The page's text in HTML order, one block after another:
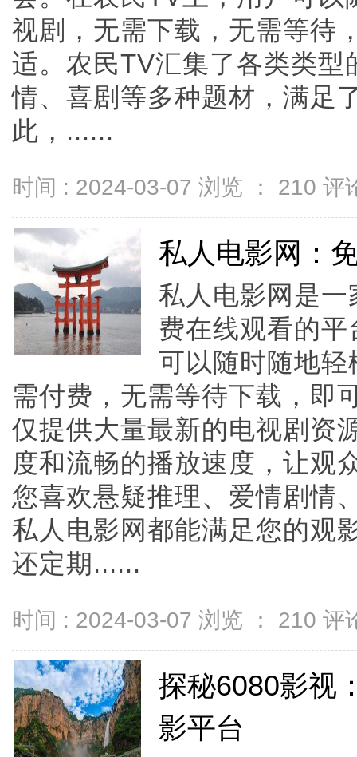
视剧，无需下载，无需等待
适。农民TV汇集了各类类
情、喜剧等多种题材，满足
此，......
时间 : 2024-03-07 浏览 ： 210 评
私人电影网：
私人电影网是
费在线观看的
可以随时随地
需付费，无需等待下载，即
仅提供大量最新的电视剧资
度和流畅的播放速度，让观
您喜欢悬疑推理、爱情剧情
私人电影网都能满足您的观
还定期......
时间 : 2024-03-07 浏览 ： 210 评
探秘6080影视
影平台